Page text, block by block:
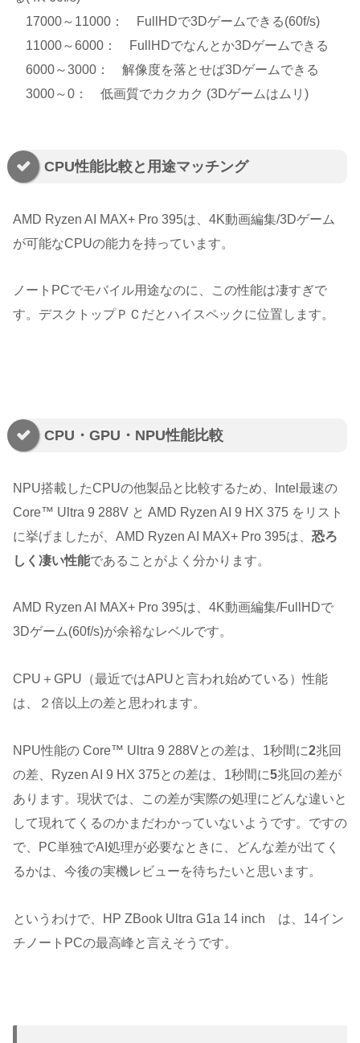
17000～11000： FullHDで3Dゲームできる(60f/s)
11000～6000： FullHDでなんとか3Dゲームできる
6000～3000： 解像度を落とせば3Dゲームできる
3000～0： 低画質でカクカク (3Dゲームはムリ)
CPU性能比較と用途マッチング
AMD Ryzen AI MAX+ Pro 395は、4K動画編集/3Dゲーム
が可能なCPUの能力を持っています。
ノートPCでモバイル用途なのに、この性能は凄すぎで
す。デスクトップＰＣだとハイスペックに位置します。
CPU・GPU・NPU性能比較
NPU搭載したCPUの他製品と比較するため、Intel最速の
Core™ Ultra 9 288V と AMD Ryzen AI 9 HX 375 をリスト
に挙げましたが、AMD Ryzen AI MAX+ Pro 395は、 恐ろ
しく凄い性能であることがよく分かります。
AMD Ryzen AI MAX+ Pro 395は、4K動画編集/FullHDで
3Dゲーム(60f/s)が余裕なレベルです。
CPU＋GPU（最近ではAPUと言われ始めている）性能
は、２倍以上の差と思われます。
NPU性能の Core™ Ultra 9 288Vとの差は、1秒間に2兆回
の差、Ryzen AI 9 HX 375との差は、1秒間に5兆回の差が
あります。現状では、この差が実際の処理にどんな違いと
して現れてくるのかまだわかっていないようです。ですの
で、PC単独でAI処理が必要なときに、どんな差が出てく
るかは、今後の実機レビューを待ちたいと思います。
というわけで、HP ZBook Ultra G1a 14 inch は、14イン
チノートPCの最高峰と言えそうです。